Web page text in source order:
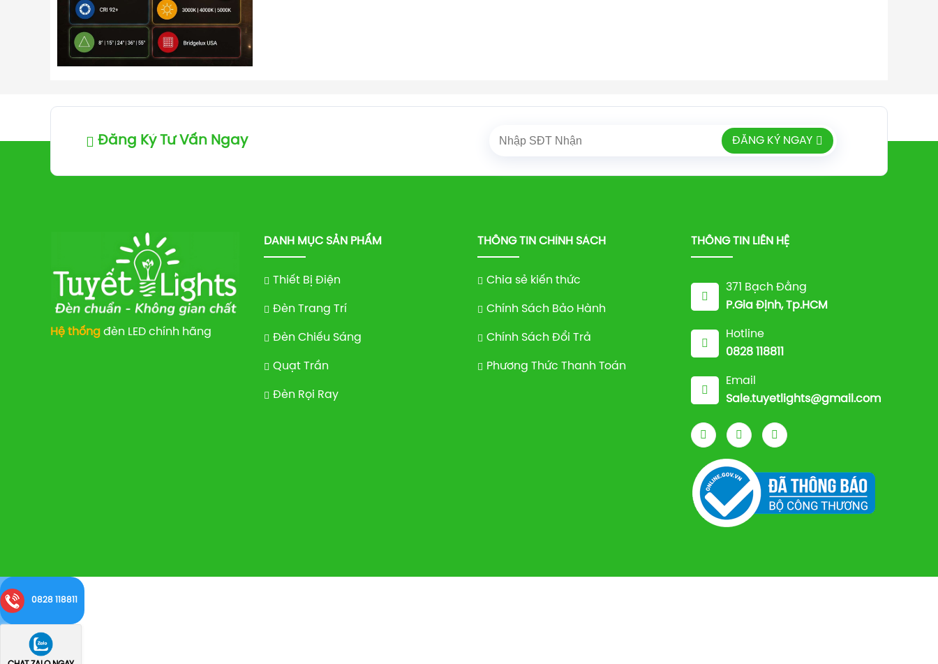
Đăng Ký Tư Vấn Ngay ĐĂNG KÝ NGAY
Hệ thống đèn LED chính hãng
DANH MỤC SẢN PHẨM
Thiết Bị Điện
Đèn Trang Trí
Đèn Chiếu Sáng
Quạt Trần
Đèn Rọi Ray
THÔNG TIN CHÍNH SÁCH
Chia sẻ kiến thức
Chính Sách Bảo Hành
Chính Sách Đổi Trả
Phương Thức Thanh Toán
THÔNG TIN LIÊN HỆ
371 Bạch Đằng
P.Gia Định, Tp.HCM
Hotline
0828 118811
Email
Sale.tuyetlights@gmail.com
0828 118811